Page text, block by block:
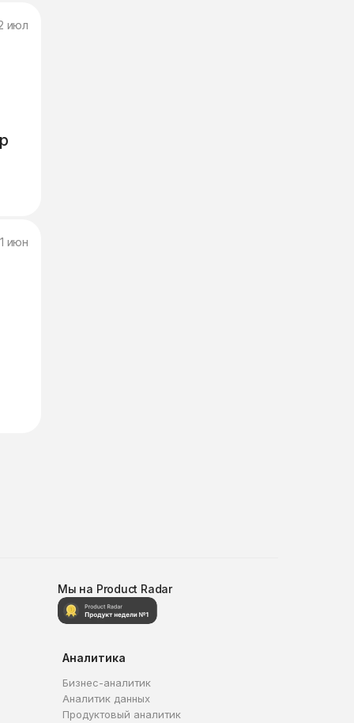
июл
июн
Мы на Product Radar
Аналитика
Бизнес-аналитик
Аналитик данных
Продуктовый аналитик